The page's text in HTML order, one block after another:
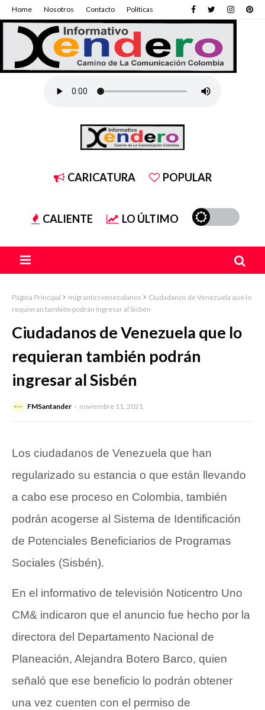
Home Nosotros Contacto Políticas
CARICATURA POPULAR
CALIENTE LO ÚLTIMO
Página Principal migrantesvenezolanos
Ciudadanos de Venezuela que lo
requieran también podrán ingresar al Sisbén
Ciudadanos de Venezuela que lo
requieran también podrán
ingresar al Sisbén
FMSantander noviembre 11, 2021
Los ciudadanos de Venezuela que han
regularizado su estancia o que están llevando
a cabo ese proceso en Colombia, también
podrán acogerse al Sistema de Identificación
de Potenciales Beneficiarios de Programas
Sociales (Sisbén).
En el informativo de televisión Noticentro Uno
CM& indicaron que el anuncio fue hecho por la
directora del Departamento Nacional de
Planeación, Alejandra Botero Barco, quien
señaló que ese beneficio lo podrán obtener
una vez cuenten con el permiso de